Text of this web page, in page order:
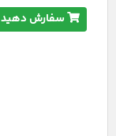
سفارش دهید